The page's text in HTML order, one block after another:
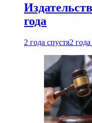
года
2 года спустя2